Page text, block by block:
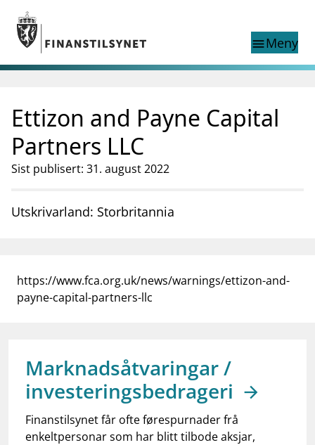
Gå til hovedinnhold
Gå til søkesiden
menuMeny
nettstedet
English
English
English home page
Tilsyn
Aktuelt
Tema
mail_outlineKontakt oss
notifications_none Abonner på nyhetsvarsel
Ettizon and Payne Capital
Partners LLC
Sist publisert: 31. august 2022
Utskrivarland: Storbritannia
https://www.fca.org.uk/news/warnings/ettizon-and-
payne-capital-partners-llc
Marknadsåtvaringar /
investeringsbedrageri
Finanstilsynet får ofte førespurnader frå
enkeltpersonar som har blitt tilbode aksjar,